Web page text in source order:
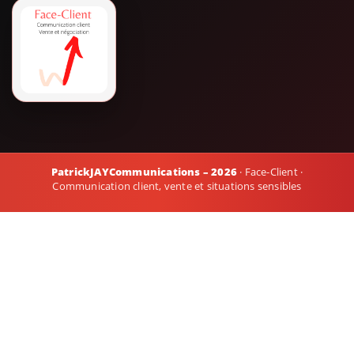
PatrickJAYCommunications – 2026 · Face-Client ·
Communication client, vente et situations sensibles